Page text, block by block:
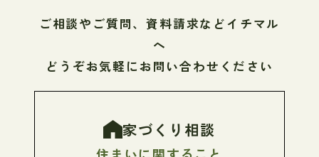
ご相談やご質問、資料請求などイチマル
へ
どうぞお気軽にお問い合わせください
家づくり相談